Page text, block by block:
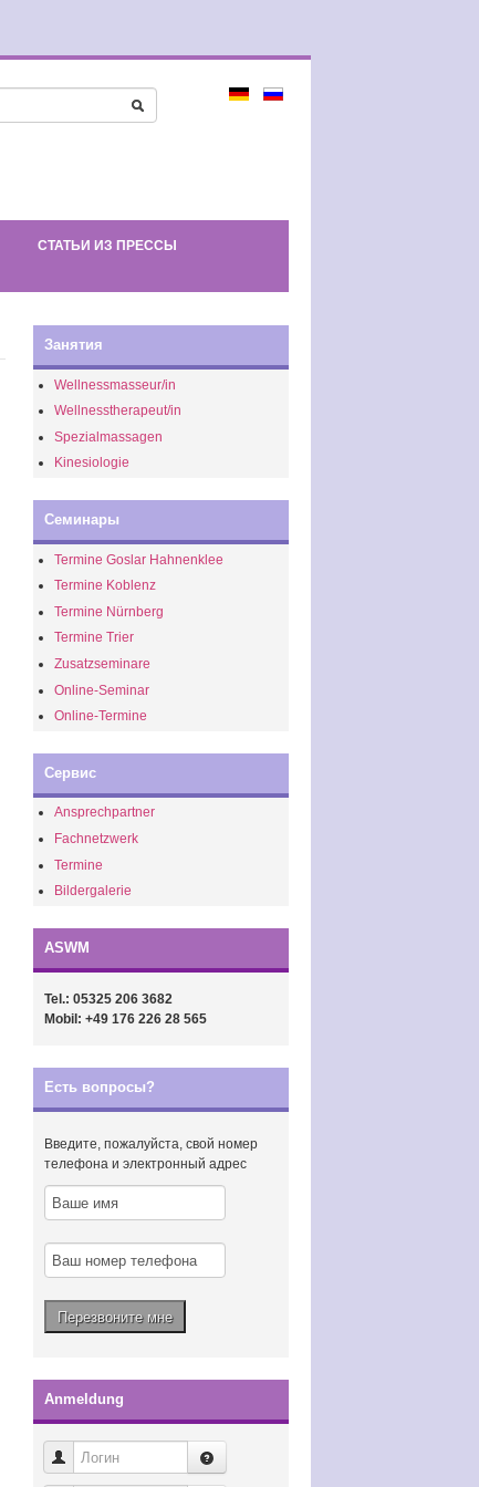
СТАТЬИ ИЗ ПРЕССЫ
Занятия
Wellnessmasseur/in
Wellnesstherapeut/in
Spezialmassagen
Kinesiologie
Семинары
Termine Goslar Hahnenklee
Termine Koblenz
Termine Nürnberg
Termine Trier
Zusatzseminare
Online-Seminar
Online-Termine
Сервис
Ansprechpartner
Fachnetzwerk
Termine
Bildergalerie
ASWM
Tel.: 05325 206 3682
Mobil: +49 176 226 28 565
Есть вопросы?
Введите, пожалуйста, свой номер
телефона и электронный адрес
Anmeldung
Логин